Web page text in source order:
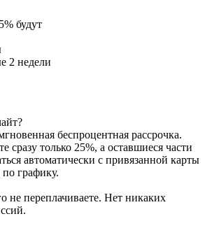
% будут
2 недели
беспроцентная рассрочка.
сразу только 25%, а оставшиеся части
автоматически с привязанной карты
по графику.
не переплачиваете. Нет никаких